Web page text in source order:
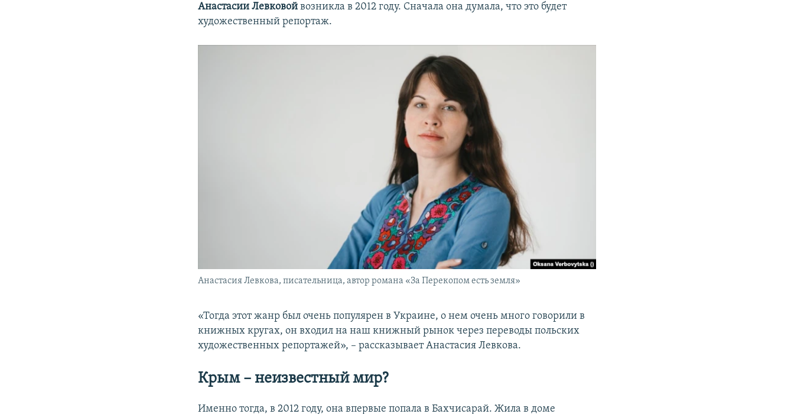
Анастасии Левковой возникла в 2012 году. Сначала она думала, что это будет
художественный репортаж.
Анастасия Левкова, писательница, автор романа «За Перекопом есть земля»
«Тогда этот жанр был очень популярен в Украине, о нем очень много говорили в
книжных кругах, он входил на наш книжный рынок через переводы польских
художественных репортажей», – рассказывает Анастасия Левкова.
Крым – неизвестный мир?
Именно тогда, в 2012 году, она впервые попала в Бахчисарай. Жила в доме